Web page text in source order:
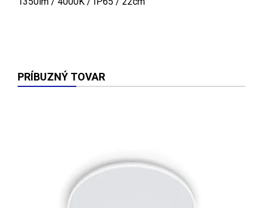
PRÍBUZNÝ TOVAR